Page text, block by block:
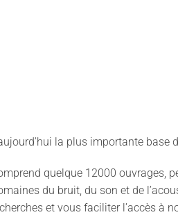
la plus importante base
quelque 12000 ouvrages,
du bruit, du son et de
et vous faciliter l’accès à